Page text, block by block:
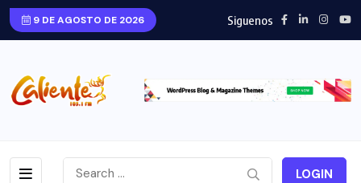
9 DE AGOSTO DE 2026 Siguenos
LOGIN